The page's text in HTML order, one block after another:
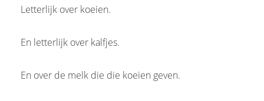
Letterlijk over koeien.
En letterlijk over kalfjes.
En over de melk die die koeien geven.